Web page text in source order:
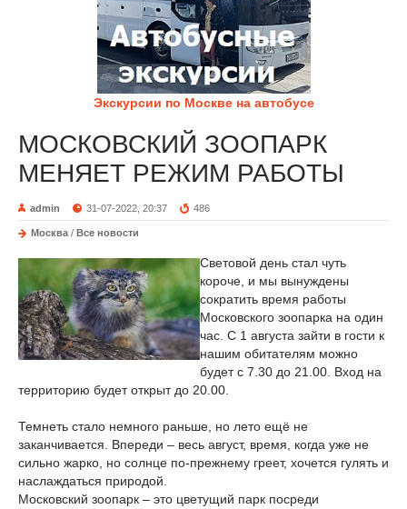
Экскурсии по Москве на автобусе
МОСКОВСКИЙ ЗООПАРК
МЕНЯЕТ РЕЖИМ РАБОТЫ
admin 31-07-2022, 20:37 486
Москва / Все новости
Световой день стал чуть
короче, и мы вынуждены
сократить время работы
Московского зоопарка на один
час. С 1 августа зайти в гости к
нашим обитателям можно
будет с 7.30 до 21.00. Вход на
территорию будет открыт до 20.00.
Темнеть стало немного раньше, но лето ещё не
заканчивается. Впереди – весь август, время, когда уже не
сильно жарко, но солнце по-прежнему греет, хочется гулять и
наслаждаться природой.
Московский зоопарк – это цветущий парк посреди